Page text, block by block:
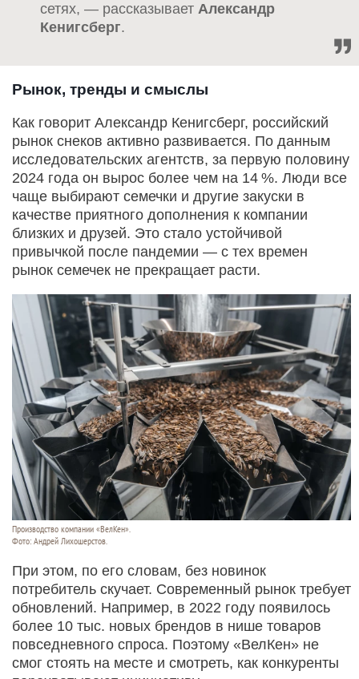
сетях, — рассказывает Александр
Кенигсберг.
Рынок, тренды и смыслы
Как говорит Александр Кенигсберг, российский
рынок снеков активно развивается. По данным
исследовательских агентств, за первую половину
2024 года он вырос более чем на 14 %. Люди все
чаще выбирают семечки и другие закуски в
качестве приятного дополнения к компании
близких и друзей. Это стало устойчивой
привычкой после пандемии — с тех времен
рынок семечек не прекращает расти.
Производство компании «ВелКен».
Фото: Андрей Лихошерстов.
При этом, по его словам, без новинок
потребитель скучает. Современный рынок требует
обновлений. Например, в 2022 году появилось
более 10 тыс. новых брендов в нише товаров
повседневного спроса. Поэтому «ВелКен» не
смог стоять на месте и смотреть, как конкуренты